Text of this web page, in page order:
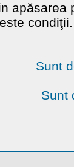
apăsarea
condiţii.
Sunt
Sunt